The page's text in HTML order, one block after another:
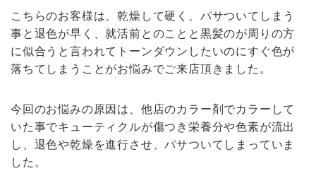
こちらのお客様は、乾燥して硬く、パサついてしまう
事と退色が早く、就活前とのことと黒髪のが周りの方
に似合うと言われてトーンダウンしたいのにすぐ色が
落ちてしまうことがお悩みでご来店頂きました。
今回のお悩みの原因は、他店のカラー剤でカラーして
いた事でキューティクルが傷つき栄養分や色素が流出
し、退色や乾燥を進行させ、パサついてしまっていま
した。